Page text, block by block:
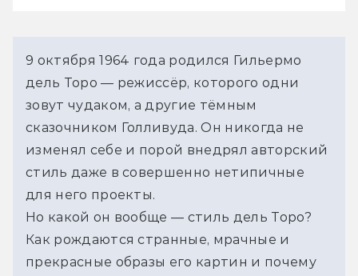
9 октября 1964 года родился Гильермо
дель Торо — режиссёр, которого одни
зовут чудаком, а другие тёмным
сказочником Голливуда. Он никогда не
изменял себе и порой внедрял авторский
стиль даже в совершенно нетипичные
для него проекты.
Но какой он вообще — стиль дель Торо?
Как рождаются странные, мрачные и
прекрасные образы его картин и почему